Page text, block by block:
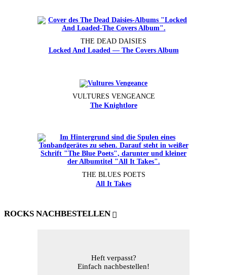
THE DEAD DAISIES
Locked And Loaded — The Covers Album
VULTURES VENGEANCE
The Knightlore
THE BLUES POETS
All It Takes
ROCKS NACHBESTELLEN
Heft verpasst?
Einfach nachbestellen!